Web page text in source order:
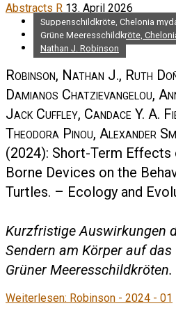
Abstracts R 13. April 2026
Suppenschildkröte, Chelonia
Grüne Meeresschildkröte,
Nathan J. Robinson
Robinson, Nathan J., Ruth
Damianos Chatzievangelou,
Jack Cuffley, Candace Y. A.
Theodora Pinou, Alexander
(2024): Short-Term
Borne Devices on the
Turtles. – Ecology and
Kurzfristige Auswirkungen
Sendern am Körper auf
Grüner Meeresschildkröten.
Weiterlesen: Robinson - 2024 - 01